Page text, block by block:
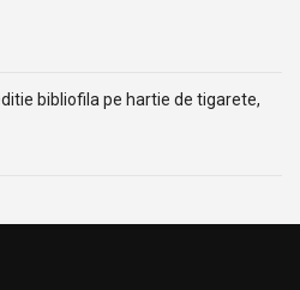
bibliofila pe hartie de tigarete,